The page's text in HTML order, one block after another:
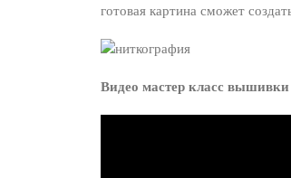
готовая картина сможет
Видео мастер класс